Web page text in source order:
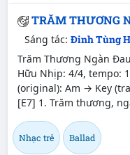
TRĂM THƯƠNG
Sáng tác: Đinh Tùng
Trăm Thương Ngàn
Hữu Nhịp: 4/4, tempo:
(original): Am → Key
[E7] 1. Trăm thương,
Nhạc trẻ Ballad